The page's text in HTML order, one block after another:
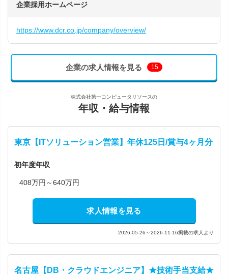
企業採用ホームページ
https://www.dcr.co.jp/company/overview/
企業の求人情報を見る 15
株式会社第一コンピュータリソースの
年収・給与情報
東京【ITソリューション営業】年休125日/賞与4ヶ月分
初年度年収
408万円～640万円
求人情報を見る
2026-05-26～2026-11-16掲載の求人より
名古屋【DB・クラウドエンジニア】★技術手当支給★